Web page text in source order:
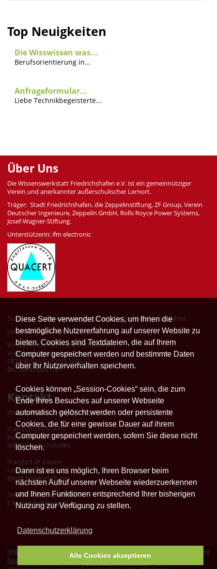
Diese Seite verwendet Cookies, um Ihnen die
bestmögliche Nutzererfahrung auf unserer Website zu
bieten. Cookies sind Textdateien, die auf Ihrem
Computer gespeichert werden und bestimmte Daten
über Ihr Nutzerverhalten speichern.
Cookies können „Session-Cookies“ sein, die zum
Ende Ihres Besuches auf unserer Webseite
automatisch gelöscht werden oder persistente
Cookies, die für eine gewisse Dauer auf ihrem
Computer gespeichert werden, sofern Sie diese nicht
löschen.
Dann ist es uns möglich, Ihren Browser beim
nächsten Aufruf unserer Webseite wiederzuerkennen
und Ihnen Funktionen entsprechend Ihrer bisherigen
Nutzung zur Verfügung zu stellen.
Datenschutzerklärung
Alle Cookies akzeptieren
Top Neuigkeiten
Die Wisswissen was...
Berufsorientierung in...
Anfrageformular...
Liebe Technikbegeisterte...
Über Uns
Die Wissenswerkstatt Friedrichshafen e.V. ist ein gemeinnütziger
Verein und anerkannter außerschulischer Lernort.
Träger: Stadt Friedrichshafen, die Zeppelinstiftung, ZF Group, Verein
Deutscher Ingenieure, Zeppelin GmbH, Rolls Royce Power Systems,
Josef-Wagner-Stiftung.
Unterstützerin: ifm electronic
Zusätzlich finanzieren wir uns über Spenden und Fördergelder.
Unser Spendenkonto:
Wissenswerkstatt Friedrichshafen e.V.
Volksbank Friedrichshafen
DE78 6519 1500 0120 1200 03
BIC: GENODES1TET
Kontakt
Wissenswerkstatt Friedrichshafen
Standort SEE.STATT:
Bahnhofplatz 1
88045 Friedrichshafen
Standort ZF Forum:
Löwentaler Straße 20
88045 Friedrichshafen
Telefon: +49 7541 40299-11
E-Mail:info@wiwe-fn.de
Impressum Datenschutz | Erklärung zur Barrierefreiheit
Allgemeine
Geschäftsbedingungen|
Vertrag widerrufen